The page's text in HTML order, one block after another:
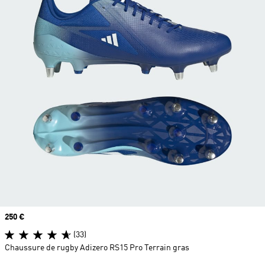
Prix
250 €
(33)
Chaussure de rugby Adizero RS15 Pro Terrain gras